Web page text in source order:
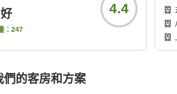
： 247
4.4
們的客房和方案